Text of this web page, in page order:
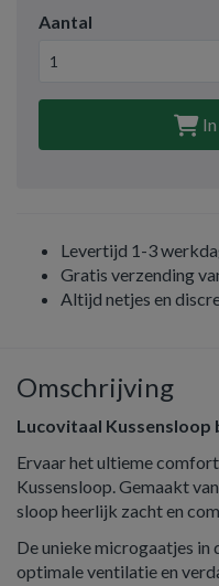
Aantal
Levertijd 1-3
Gratis verzending
Altijd netjes en
Omschrijving
Lucovitaal Kussensloop
Ervaar het ultieme
Kussensloop. Gemaakt
sloop heerlijk zacht en
De unieke microgaatjes
optimale ventilatie en